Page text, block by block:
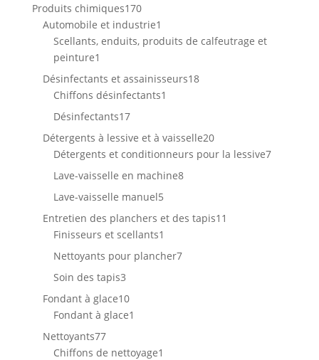
Produits chimiques170170
produits
Automobile et industrie1
produit
Scellants, enduits, produits de calfeutrage et
peinture1
produit
Désinfectants et assainisseurs1818
Chiffons désinfectants1
Désinfectants1717
produits
Détergents à lessive et à vaisselle2020
produits
Détergents et conditionneurs pour la lessive77
Lave-vaisselle en machine88
Lave-vaisselle manuel55
produits
Entretien des planchers et des tapis11
Finisseurs et scellants1
produit
Nettoyants pour plancher77
Soin des tapis33
produits
Fondant à glace1010
produits
Fondant à glace1
Nettoyants7777
produits
Chiffons de nettoyage1